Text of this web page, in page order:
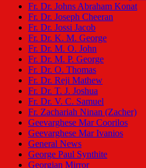
Fr. Dr. Johns Abraham Konat
Fr. Dr. Joseph Cheeran
Fr. Dr. Jossi Jacob
Fr. Dr. K. M. George
Fr. Dr. M. O. John
Fr. Dr. M. P. George
Fr. Dr. O. Thomas
Fr. Dr. Reji Mathew
Fr. Dr. T. J. Joshua
Fr. Dr. V. C. Samuel
Fr. Zachariah Ninan (Zacher)
Geevarghese Mar Coorilos
Geevarghese Mar Ivanios
General News
George Paul Synthite
Georgian Mirror